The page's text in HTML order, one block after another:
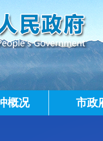
概况 市政